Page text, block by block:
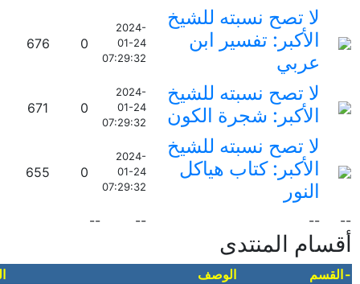
لا تصح نسبته للشيخ
الأكبر: تفسير ابن
عربي
2024-
01-24
07:29:32
0
676
لا تصح نسبته للشيخ
الأكبر: شجرة الكون
2024-
01-24
07:29:32
0
671
لا تصح نسبته للشيخ
الأكبر: كتاب هياكل
النور
2024-
01-24
07:29:32
0
655
--
--
--
--
أقسام المنتدى
-القسم الوصف